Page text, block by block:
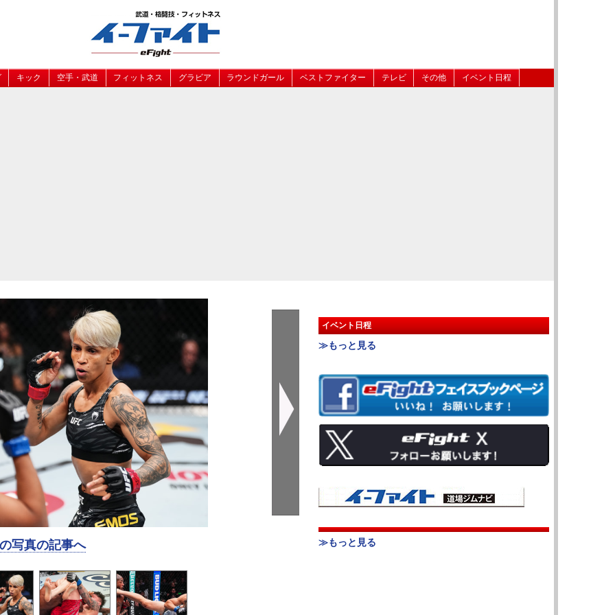
キック 空手・武道 フィットネス グラビア ラウンドガール ベストファイター テレビ その他 イベント日程
写真の記事へ
イベント日程
≫もっと見る
≫もっと見る